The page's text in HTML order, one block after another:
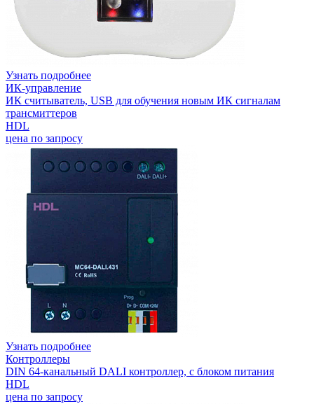
Узнать подробнее
ИК-управление
ИК считыватель, USB для обучения новым ИК сигналам
трансмиттеров
HDL
цена по запросу
Узнать подробнее
Контроллеры
DIN 64-канальный DALI контроллер, с блоком питания
HDL
цена по запросу